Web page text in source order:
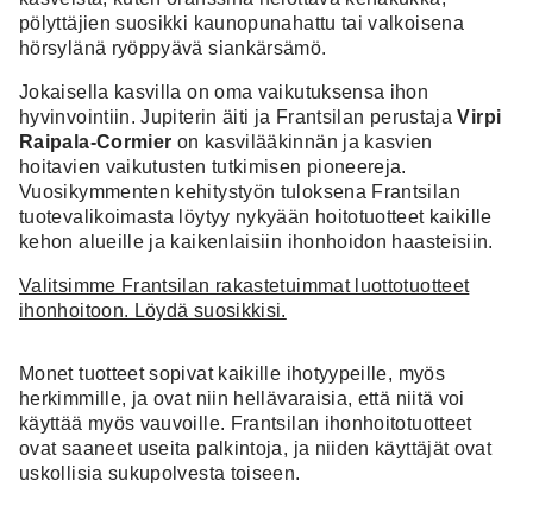
pölyttäjien suosikki kaunopunahattu tai valkoisena
hörsylänä ryöppyävä siankärsämö.
Jokaisella kasvilla on oma vaikutuksensa ihon
hyvinvointiin. Jupiterin äiti ja Frantsilan perustajaVirpi
Raipala-Cormier on kasvilääkinnän ja kasvien
hoitavien vaikutusten tutkimisen pioneereja.
Vuosikymmenten kehitystyön tuloksena Frantsilan
tuotevalikoimasta löytyy nykyään hoitotuotteet kaikille
kehon alueille ja kaikenlaisiin ihonhoidon haasteisiin.
Valitsimme Frantsilan rakastetuimmat luottotuotteet
ihonhoitoon. Löydä suosikkisi.
Monet tuotteet sopivat kaikille ihotyypeille, myös
herkimmille, ja ovat niin hellävaraisia, että niitä voi
käyttää myös vauvoille. Frantsilan ihonhoitotuotteet
ovat saaneet useita palkintoja, ja niiden käyttäjät ovat
uskollisia sukupolvesta toiseen.